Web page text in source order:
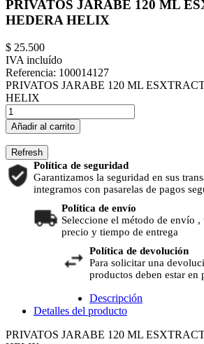
PRIVATOS JARABE 120 ML
HEDERA HELIX
$ 25.500
IVA incluído
Referencia: 100014127
PRIVATOS JARABE 120 ML
HELIX
Añadir al carrito
Política de seguridad
Garantizamos la seguridad en sus
integramos con pasarelas de pagos
Política de envío
Seleccione el método de envío ,
precio y tiempo de entrega
Política de devolución
Para solicitar una
productos deben estar en
Descripción
Detalles del producto
PRIVATOS JARABE 120 ML